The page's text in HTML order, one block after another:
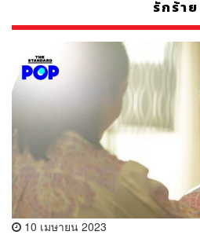
รักร้าย
10 เมษายน 2023